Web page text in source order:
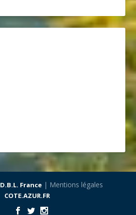
D.B.L. France| Mentions légales
COTE.AZUR.FR